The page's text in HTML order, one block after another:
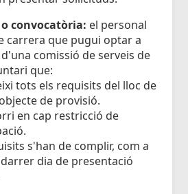
convocatòria: el personal
carrera que pugui optar a
comissió de serveis de
que:
tots els requisits del lloc de
de provisió.
en cap restricció de
s'han de complir, com a
dia de presentació